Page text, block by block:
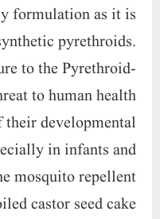
formulation as it is
pyrethroids.
to the Pyrethroid-
to human health
their developmental
in infants and
mosquito repellent
castor seed cake